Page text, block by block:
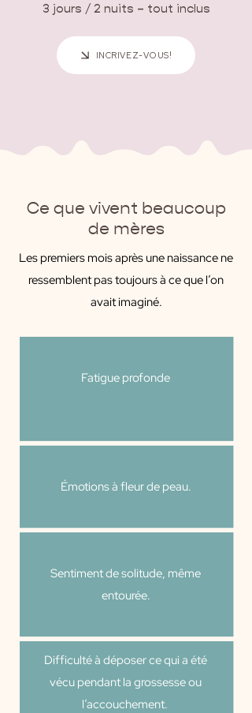
3 jours / 2 nuits – tout inclus
INCRIVEZ-VOUS!
Ce que vivent beaucoup
de mères
Les premiers mois après une naissance ne
ressemblent pas toujours à ce que l’on
avait imaginé.
Fatigue profonde
Émotions à fleur de peau.
Sentiment de solitude, même
entourée.
Difficulté à déposer ce qui a été
vécu pendant la grossesse ou
l’accouchement.